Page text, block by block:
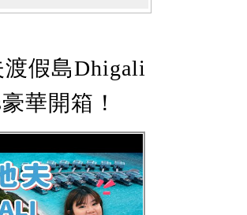
假島Dhigali
華開箱！